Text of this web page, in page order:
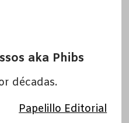
aka Phibs
décadas.
Papelillo Editorial